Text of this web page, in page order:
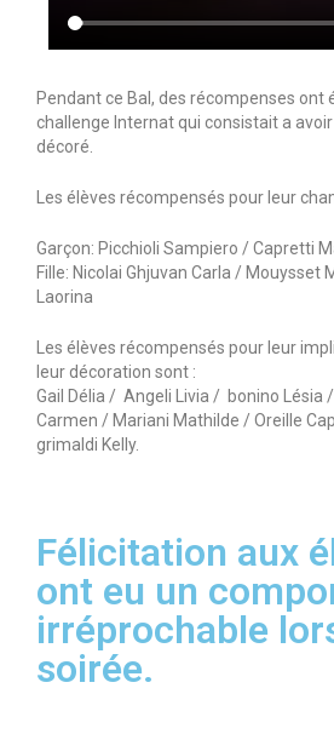
Nous contacter
Contacter le CFA
FAQ CFA
Pendant ce Bal, des récompenses ont
challenge Internat qui consistait a
décoré.
Les élèves récompensés pour leur
Garçon: Picchioli Sampiero / Capretti
Fille: Nicolai Ghjuvan Carla / Mouysset
Laorina
Les élèves récompensés pour leur
leur décoration sont :
Gail Délia / Angeli Livia / bonino Lésia
Carmen / Mariani Mathilde / Oreille
grimaldi Kelly.
Félicitation aux
ont eu un
irréprochable
soirée.